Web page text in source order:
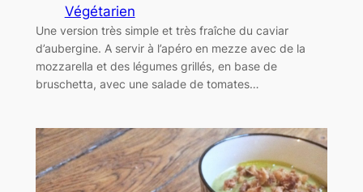
Végétarien
Une version très simple et très fraîche du caviar
d’aubergine. A servir à l’apéro en mezze avec de la
mozzarella et des légumes grillés, en base de
bruschetta, avec une salade de tomates…